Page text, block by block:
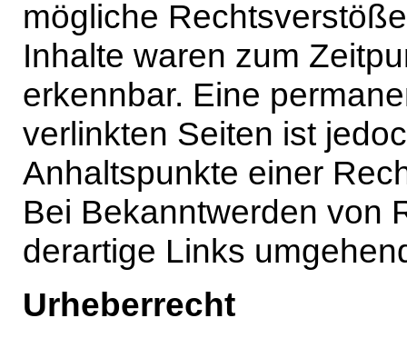
mögliche
Inhalte waren zum
erkennbar. Eine
verlinkten Seiten ist
Anhaltspunkte einer
Bei Bekanntwerden von
derartige Links
Urheberrecht